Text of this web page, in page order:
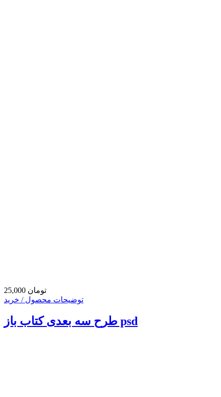
25,000 تومان
توضیحات محصول / خرید
طرح سه بعدی کتاب باز psd